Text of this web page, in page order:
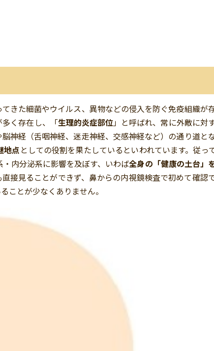
きた細菌やウイルス、異物などの侵入を防ぐ免疫組織が
多く存在し、「生理的炎症部位」と呼ばれ、常に外敵に対
神経（舌咽神経、迷走神経、交感神経など）の通り道と
地点 としての役割を果たしているといわれています。従って
内分泌系に影響を及ぼす、いわば全身の「健康の土台」
接見ることができず、鼻からの内視鏡検査で初めて確認
ことが少なくありません。